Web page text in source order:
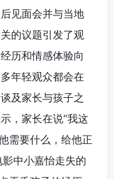
见面会并与当地
的议题引发了观
历和情感体验向
年轻观众都会在
及家长与孩子之
，家长在说“我这
需要什么，给他正
中小嘉怡走失的